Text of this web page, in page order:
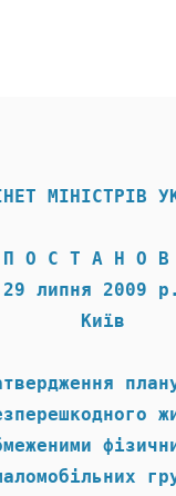
МІНІСТРІВ
П О С Т А Н О
29 липня 2009
Київ